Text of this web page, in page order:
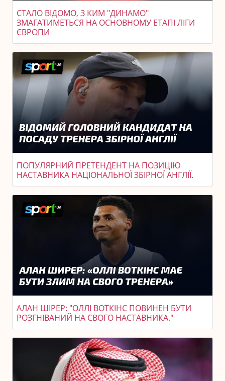
СТАЛО ВІДОМО, З КИМ "ДИНАМО"
ЗМАГАТИМЕТЬСЯ НА ОСНОВНОМУ ЕТАПІ ЛІГИ
ЄВРОПИ
ПОПУЛЯРНИЙ ПРЕТЕНДЕНТ НА ПОЗИЦІЮ
НАСТАВНИКА НАЦІОНАЛЬНОЇ ЗБІРНОЇ АНГЛІЇ.
АЛАН ШІРЕР: "ОЛЛІ ВОТКІНС ПОВИНЕН БУТИ
РОЗГНІВАНИЙ НА СВОГО НАСТАВНИКА."